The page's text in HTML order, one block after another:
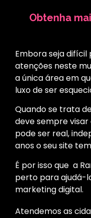
Obtenha
Embora seja
atenções neste
a única área em
luxo de ser
Quando se trata
deve sempre
pode ser real,
anos o seu site
É por isso que a
perto para ajudá-
marketing digital.
Atendemos as